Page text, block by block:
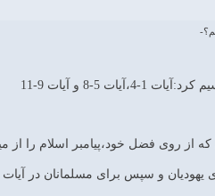
5-8 و آیات 9-11
روی فضل خود،پیامبر اسلام را از
برای مسلمانان در آیات ۹-۱۱استفاده می کند.